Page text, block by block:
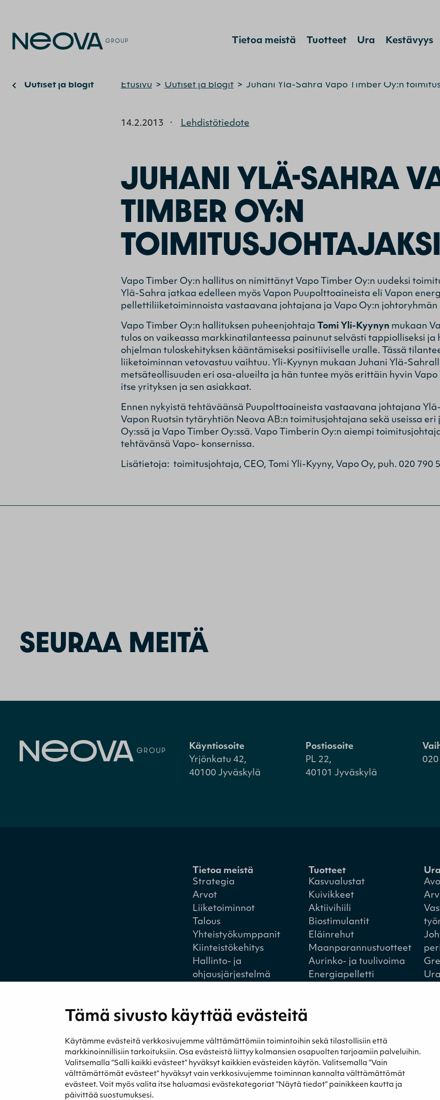
Tämä sivusto käyttää evästeitä
Käytämme evästeitä verkkosivujemme välttämättömiin toimintoihin sekä tilastollisiin että
markkinoinnillisiin tarkoituksiin. Osa evästeistä liittyy kolmansien osapuolten tarjoamiin palveluihin.
Valitsemalla ”Salli kaikki evästeet” hyväksyt kaikkien evästeiden käytön. Valitsemalla ”Vain
välttämättömät evästeet” hyväksyt vain verkkosivujemme toiminnan kannalta välttämättömät
evästeet. Voit myös valita itse haluamasi evästekategoriat ”Näytä tiedot” painikkeen kautta ja
päivittää suostumuksesi.
Hyppää sisältöön
Tietoa meistä Tuotteet Ura Kestävyys
Uutiset ja blogit Etusivu > Uutiset ja blogit > Juhani Ylä-Sahra Vapo Timber Oy:n
14.2.2013 · Lehdistötiedote
JUHANI YLÄ-SAHRA
TIMBER OY:N
Vapo Timber Oy:n hallitus on nimittänyt Vapo Timber Oy:n uudeksi
Ylä-Sahra jatkaa edelleen myös Vapon Puupolttoaineista eli Vapon
pellettiliiketoiminnoista vastaavana johtajana ja Vapo Oy:n johtoryhmän
Vapo Timber Oy:n hallituksen puheenjohtaja Tomi Yli-Kyynyn mukaan
tulos on vaikeassa markkinatilanteessa painunut selvästi tappiolliseksi ja
ohjelman tuloskehityksen kääntämiseksi positiiviselle uralle. Tässä
liiketoiminnan vetovastuu vaihtuu. Yli-Kyynyn mukaan Juhani Ylä-
metsäteollisuuden eri osa-alueilta ja hän tuntee myös erittäin hyvin
itse yrityksen ja sen asiakkaat.
Ennen nykyistä tehtäväänsä Puupolttoaineista vastaavana johtajana
Vapon Ruotsin tytäryhtiön Neova AB:n toimitusjohtajana sekä useissa
Oy:ssä ja Vapo Timber Oy:ssä. Vapo Timberin Oy:n aiempi
tehtävänsä Vapo- konsernissa.
Lisätietoja: toimitusjohtaja, CEO, Tomi Yli-Kyyny, Vapo Oy, puh. 020 790
SEURAA MEITÄ
Käyntiosoite
Yrjönkatu 42,
40100 Jyväskylä
Postiosoite
PL 22,
40101 Jyväskylä
Tietoa meistä
Strategia
Arvot
Liiketoiminnot
Talous
Yhteistyökumppanit
Kiinteistökehitys
Hallinto- ja
ohjausjärjestelmä
Tuotteet
Kasvualustat
Kuivikkeet
Aktiivihiili
Biostimulantit
Eläinrehut
Maanparannustuotteet
Aurinko- ja tuulivoima
Energiapelletti
Media
Uutiset ja blogit
Podcast
Yhteystiedot
Yhteystiedot
Laskutustiedot
Tietosuojaseloste